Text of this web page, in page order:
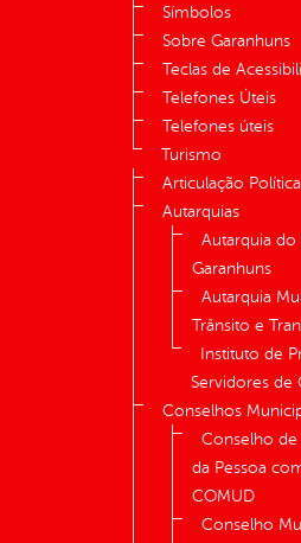
Símbolos
Sobre Garanhuns
Teclas de
Telefones Úteis
Telefones úteis
Turismo
Articulação
Autarquias
Autarquia do
Garanhuns
Autarquia
Trânsito e
Instituto de
Servidores de
Conselhos
Conselho de
da Pessoa
COMUD
Conselho